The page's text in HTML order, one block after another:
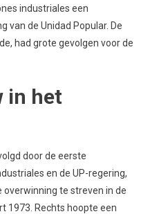
industriales een
van de Unidad Popular. De
had grote gevolgen voor de
in het
door de eerste
en de UP-regering,
te streven in de
1973. Rechts hoopte een